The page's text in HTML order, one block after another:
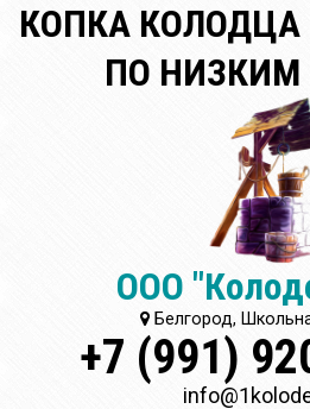
КОПКА КОЛОДЦА
ПО
ООО
Белгород,
+7 (991)